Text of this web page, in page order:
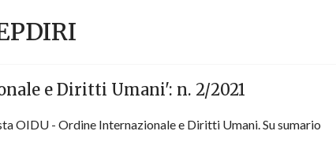
e Diritti Umani': n. 2/2021
OIDU - Ordine Internazionale e Diritti Umani. Su sumario